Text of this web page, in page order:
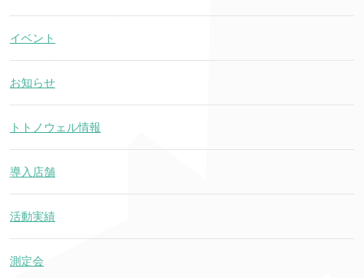
イベント
お知らせ
トトノウェル情報
導入店舗
活動実績
測定会